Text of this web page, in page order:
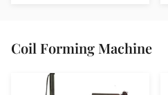
Coil Forming Machine